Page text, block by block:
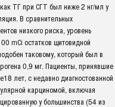
ТГ при СГТ был ниже 2 нг/мл у
В сравнительных
низкого риска, уровень
mСі остатков щитовидной
таковому, который был в
0,9 мг. Пациенты, принявшие
лет, с недавно диагностованной
карциномой, включая
у большинства (54 из